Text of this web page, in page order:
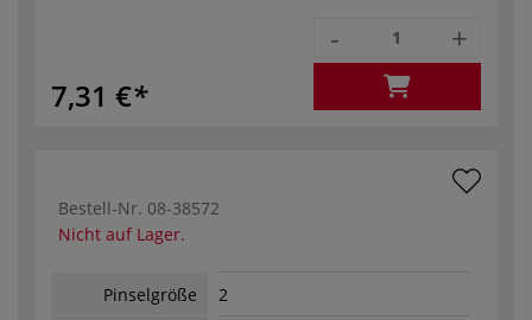
7,31 €
- +
Bestell-Nr. 08-38572
Nicht auf Lager.
Pinselgröße
2